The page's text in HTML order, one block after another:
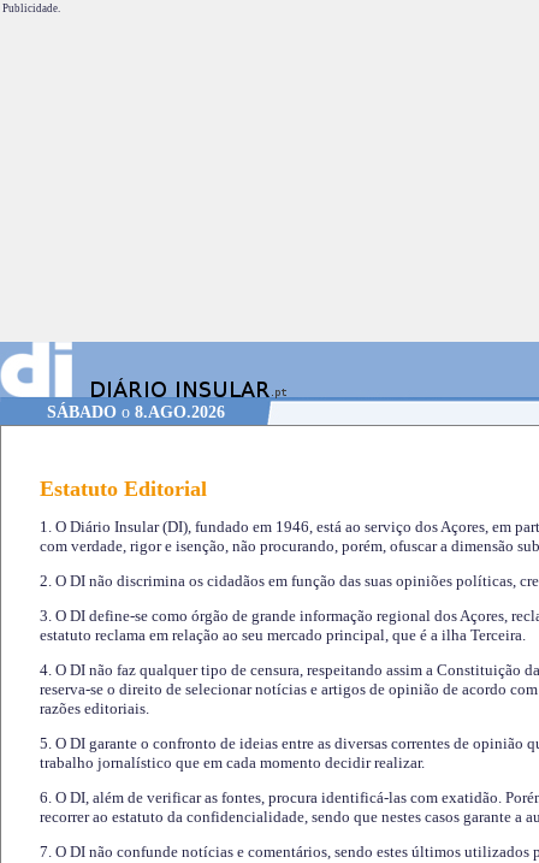
Publicidade.
SÁBADOo 8.AGO.2026
Estatuto Editorial
1. O Diário Insular (DI), fundado em 1946, está ao serviço dos Açores, em
com verdade, rigor e isenção, não procurando, porém, ofuscar a dimensão
2. O DI não discrimina os cidadãos em função das suas opiniões políticas,
3. O DI define-se como órgão de grande informação regional dos Açores,
estatuto reclama em relação ao seu mercado principal, que é a ilha Terceira.
4. O DI não faz qualquer tipo de censura, respeitando assim a Constituição
reserva-se o direito de selecionar notícias e artigos de opinião de acordo
razões editoriais.
5. O DI garante o confronto de ideias entre as diversas correntes de opinião
trabalho jornalístico que em cada momento decidir realizar.
6. O DI, além de verificar as fontes, procura identificá-las com exatidão.
recorrer ao estatuto da confidencialidade, sendo que nestes casos garante a
7. O DI não confunde notícias e comentários, sendo estes últimos utilizados